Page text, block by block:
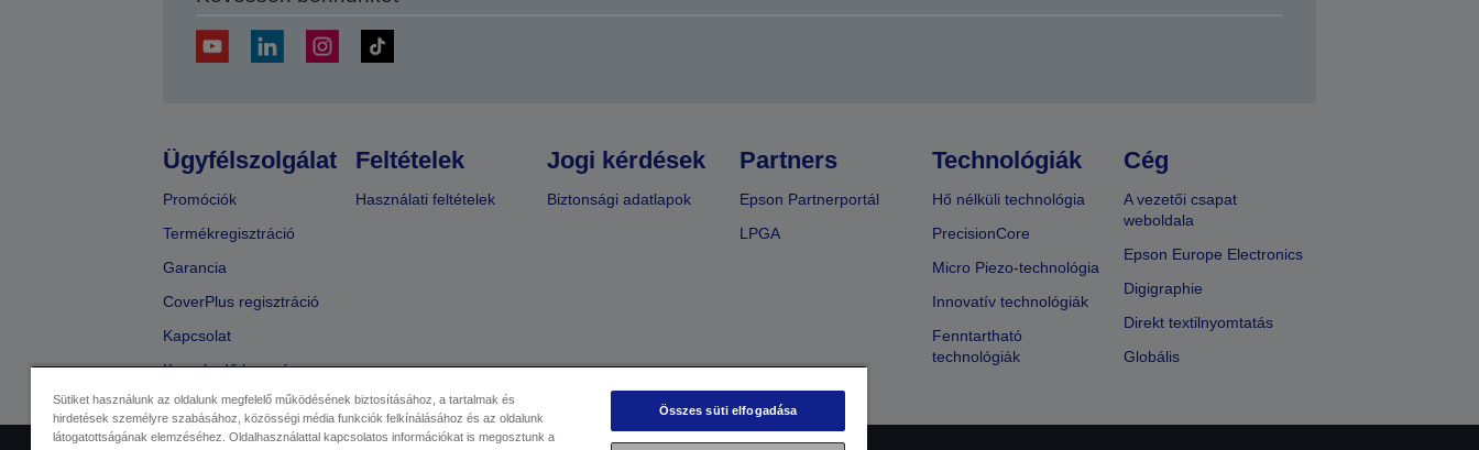
Ügyfélszolgálat
Promóciók
Termékregisztráció
Garancia
CoverPlus regisztráció
Kapcsolat
Kereskedő keresése
Feltételek
Használati feltételek
Jogi kérdések
Biztonsági adatlapok
Partners
Epson Partnerportál
LPGA
Technológiák
Hő nélküli technológia
PrecisionCore
Micro Piezo-technológia
Innovatív technológiák
Fenntartható
technológiák
Cég
A vezetői csapat
weboldala
Epson Europe Electronics
Digigraphie
Direkt textilnyomtatás
Globális
Sütiket használunk az oldalunk megfelelő működésének biztosításához, a tartalmak és
hirdetések személyre szabásához, közösségi média funkciók felkínálásához és az oldalunk
látogatottságának elemzéséhez. Oldalhasználattal kapcsolatos információkat is megosztunk a
Összes süti elfogadása